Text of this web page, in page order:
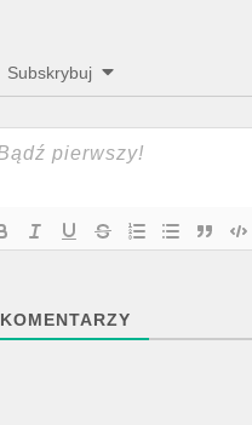
Subskrybuj
KOMENTARZY